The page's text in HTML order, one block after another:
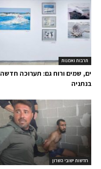
תרבות ואמנות
ים, שמים ורוח גם: תערוכה חדשה
בנתניה
חדשות ישובי השרון